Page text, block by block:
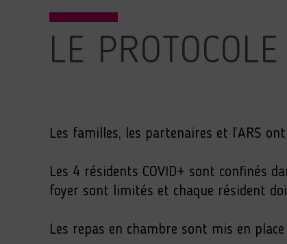
LE
Les familles, les partenaires et l’ARS
Les 4 résidents COVID+ sont confinés
foyer sont limités et chaque résident
Les repas en chambre sont mis en